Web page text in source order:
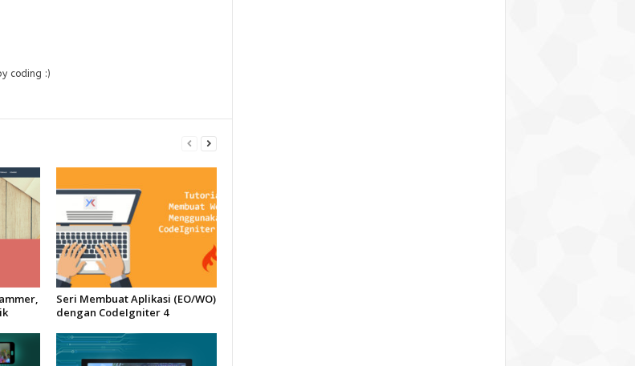
coding :)
Seri Membuat Aplikasi (EO/WO)
dengan CodeIgniter 4